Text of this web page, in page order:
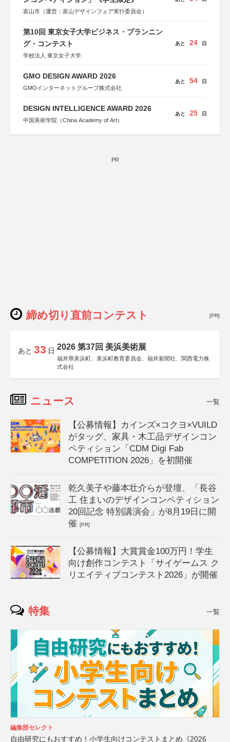
富山市（運営：富山デザインフェア実行委員会）
第10回 東京女子大学ビジネス・プランニン
グ・コンテスト
学校法人 東京女子大学
あと 24 日
GMO DESIGN AWARD 2026
GMOインターネットグループ株式会社
あと 54 日
DESIGN INTELLIGENCE AWARD 2026
中国美術学院（China Academy of Art）
あと 25 日
PR
締め切り直前コンテスト [PR]
あと 33 日 2026 第37回 美浜美術展
福井県美浜町、美浜町教育委員会、福井新聞社、関西電力株
式会社
ニュース 一覧
【公募情報】カインズ×コクヨ×VUILD
がタッグ、家具・木工品デザインコン
ペティション「CDM Digi Fab
COMPETITION 2026」を初開催
乾久美子や藤本壮介らが登壇、「長谷
工 住まいのデザインコンペティション
20回記念 特別講演会」が8月19日に開
催[PR]
【公募情報】大賞賞金100万円！学生
向け創作コンテスト「サイゲームス ク
リエイティブコンテスト2026」が開催
特集 一覧
編集部セレクト
自由研究にもおすすめ！小学生向けコンテストまとめ《2026